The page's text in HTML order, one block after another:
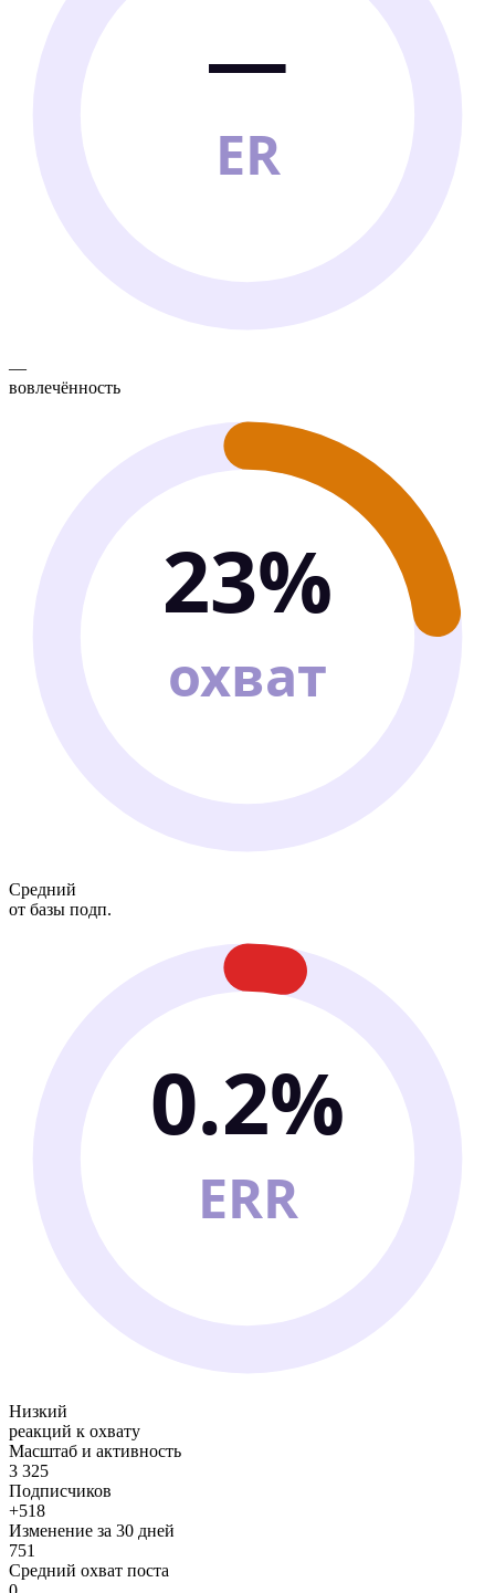
—
ER
—
вовлечённость
23%
охват
Средний
от базы подп.
0.2%
ERR
Низкий
реакций к охвату
Масштаб и активность
3 325
Подписчиков
+518
Изменение за 30 дней
751
Средний охват поста